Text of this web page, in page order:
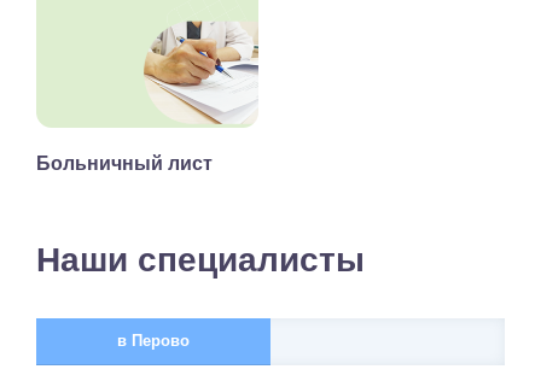
Больничный лист
Наши специалисты
в Перово